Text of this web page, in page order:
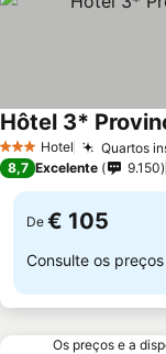
3 EstrelasHotel Quartos
Hôtel 3*
8,7 Excelente 9.150
De € 105
Consulte os
Os preços e a